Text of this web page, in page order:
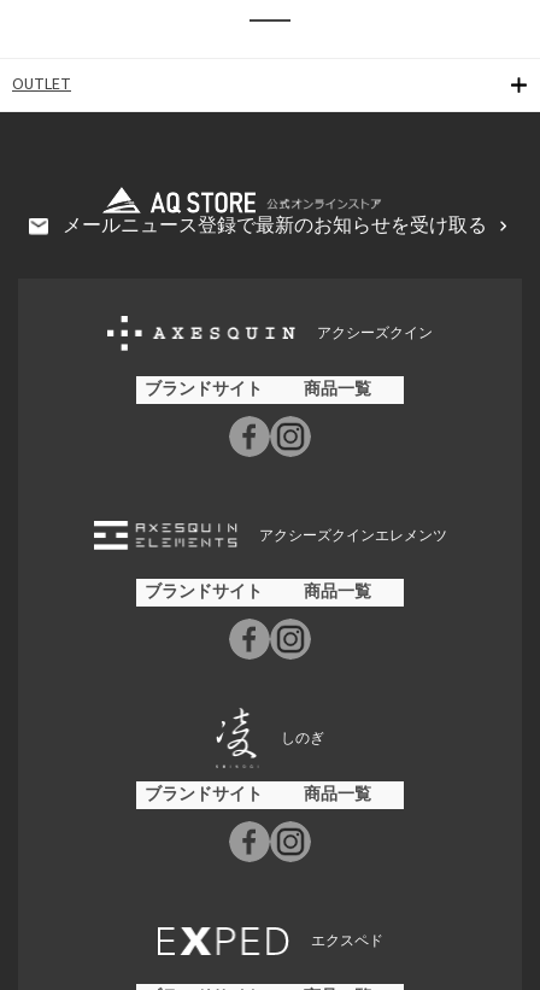
OUTLET
メールニュース登録で最新のお知らせを受け取る
アクシーズクイン
ブランドサイト 商品一覧
アクシーズクインエレメンツ
ブランドサイト 商品一覧
しのぎ
ブランドサイト 商品一覧
エクスペド